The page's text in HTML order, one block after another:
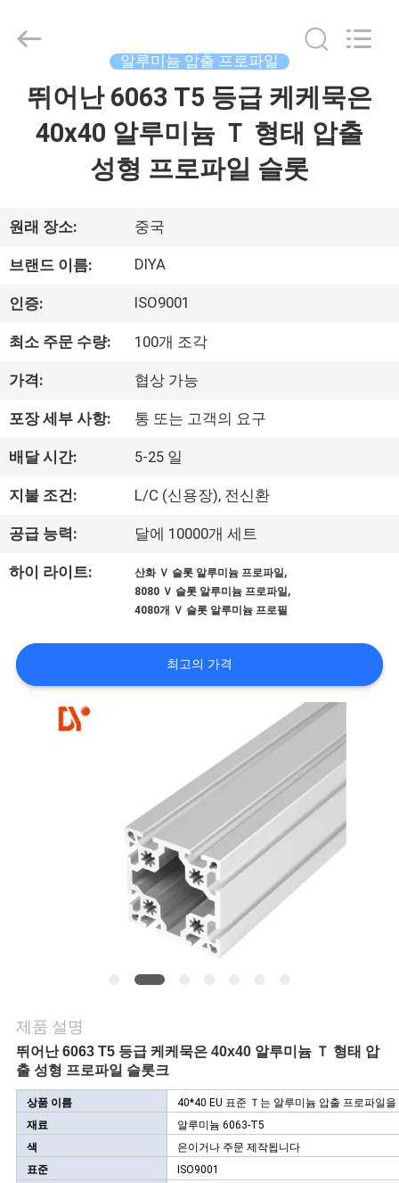
회
사
소
공
장
견
학
관
케
이
스
조
Industrial
Reserved.
알루미늄 압출 프로파일
뛰어난 6063 T5 등급 케케묵은
40x40 알루미늄 Ｔ 형태 압출
성형 프로파일 슬롯
원래 장소: 중국
브랜드 이름: DIYA
인증: ISO9001
최소 주문 수량: 100개 조각
가격: 협상 가능
포장 세부 사항: 통 또는 고객의 요구
배달 시간: 5-25 일
지불 조건: L/C (신용장), 전신환
공급 능력: 달에 10000개 세트
하이 라이트: 산화 Ｖ 슬롯 알루미늄 프로파일,
8080 Ｖ 슬롯 알루미늄 프로파일,
4080개 Ｖ 슬롯 알루미늄 프로필
최고의 가격
제품 설명
뛰어난 6063 T5 등급 케케묵은 40x40 알루미늄 Ｔ 형태 압
출 성형 프로파일 슬롯크
상품 이름
40*40 EU 표준 Ｔ는 알루미늄 압출 프로파일
재료
알루미늄 6063-T5
색
은이거나 주문 제작됩니다
표준
ISO9001